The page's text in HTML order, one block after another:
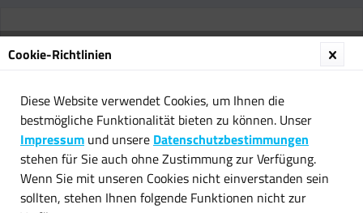
Cookie-Richtlinien
Diese Website verwendet Cookies, um Ihnen die
bestmögliche Funktionalität bieten zu können. Unser
Impressum und unsere Datenschutzbestimmungen
stehen für Sie auch ohne Zustimmung zur Verfügung.
Wenn Sie mit unseren Cookies nicht einverstanden sein
sollten, stehen Ihnen folgende Funktionen nicht zur